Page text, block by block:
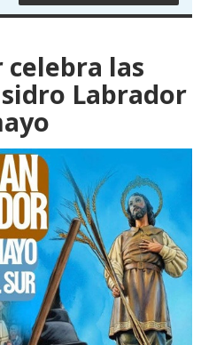
celebra las
Labrador